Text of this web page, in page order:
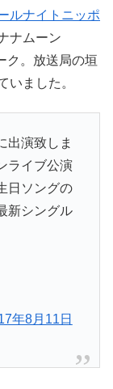
ルナイトニッポ
ナムーン
ク。放送局の垣
いました。
出演致しま
ライブ公演
日ソングの
新シングル
年8月11日